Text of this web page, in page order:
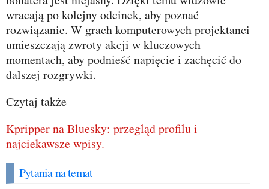
wracają po kolejny odcinek, aby poznać
rozwiązanie. W grach komputerowych projektanci
umieszczają zwroty akcji w kluczowych
momentach, aby podnieść napięcie i zachęcić do
dalszej rozgrywki.
Czytaj także
Kpripper na Bluesky: przegląd profilu i
najciekawsze wpisy.
Pytania na temat